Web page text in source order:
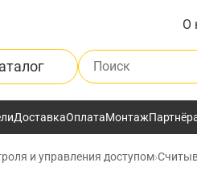
О
Поиск по каталогу
ДоставкаОплатаМонтаж
и управления доступом›